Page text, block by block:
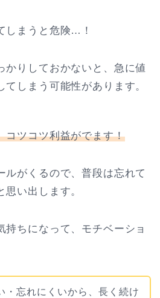
しまうと危険…！
かりしておかないと、急に値
しまう可能性があります。
コツコツ利益がでます！
ルがくるので、普段は忘れて
い出します。
持ちになって、モチベーショ
・忘れにくいから、長く続け